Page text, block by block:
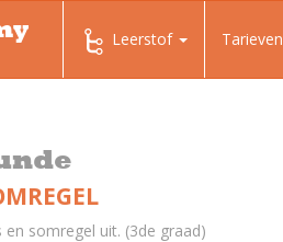
Leerstof Tarieven
en somregel uit. (3de graad)